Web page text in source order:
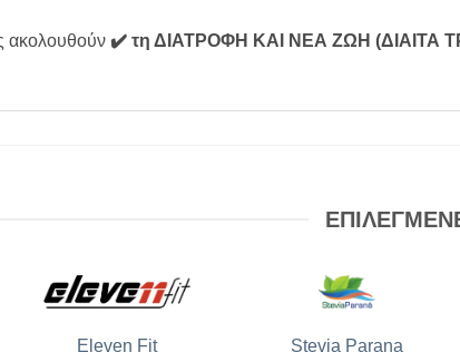
ακολουθούν ✔️ τη ΔΙΑΤΡΟΦΗ ΚΑΙ ΝΕΑ ΖΩΗ (ΔΙΑΙΤΑ
Eleven Fit Stevia Parana